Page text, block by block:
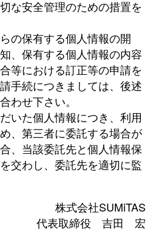
な安全管理のための措置を
の保有する個人情報の開
、保有する個人情報の内容
等における訂正等の申請を
手続につきましては、後述
わせ下さい。
いた個人情報につき、利用
、第三者に委託する場合が
、当該委託先と個人情報保
交わし、委託先を適切に監
株式会社SUMiTAS
代表取締役 吉田 宏